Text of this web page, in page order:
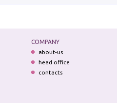
COMPANY
about-us
head office
contacts